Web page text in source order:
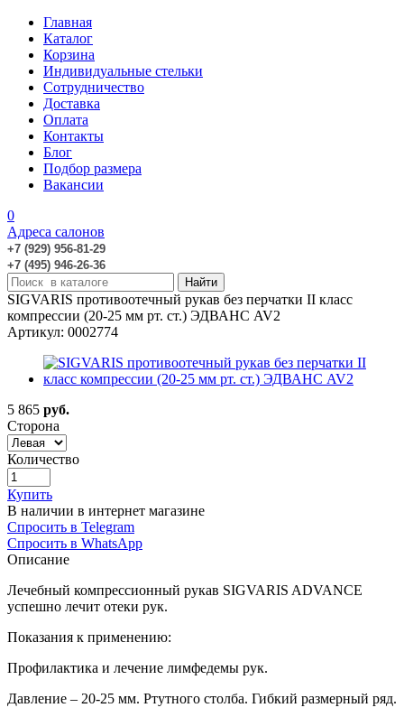
Главная
Каталог
Корзина
Индивидуальные стельки
Сотрудничество
Доставка
Оплата
Контакты
Блог
Подбор размера
Вакансии
0
Адреса салонов
+7 (929) 956-81-29
+7 (495) 946-26-36
SIGVARIS противоотечный рукав без перчатки II класс
компрессии (20-25 мм рт. ст.) ЭДВАНС AV2
Артикул: 0002774
5 865 руб.
Сторона
Количество
Купить
В наличии в интернет магазине
Спросить в Telegram
Спросить в WhatsApp
Описание
Лечебный компрессионный рукав SIGVARIS ADVANCE
успешно лечит отеки рук.
Показания к применению:
Профилактика и лечение лимфедемы рук.
Давление – 20-25 мм. Ртутного столба. Гибкий размерный ряд.